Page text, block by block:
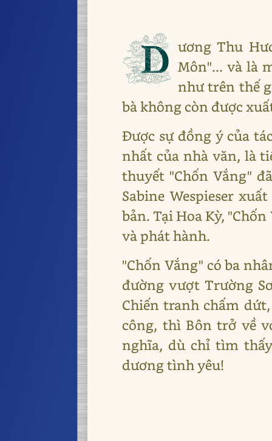
D ương Thu
Môn"... và là
như trên thế
bà không còn được
Được sự đồng ý của
nhất của nhà văn, là
thuyết "Chốn Vắng"
Sabine Wespieser
bản. Tại Hoa Kỳ,
và phát hành.
"Chốn Vắng" có ba
đường vượt Trường
Chiến tranh chấm
công, thì Bôn trở về
nghĩa, dù chỉ tìm
dương tình yêu!